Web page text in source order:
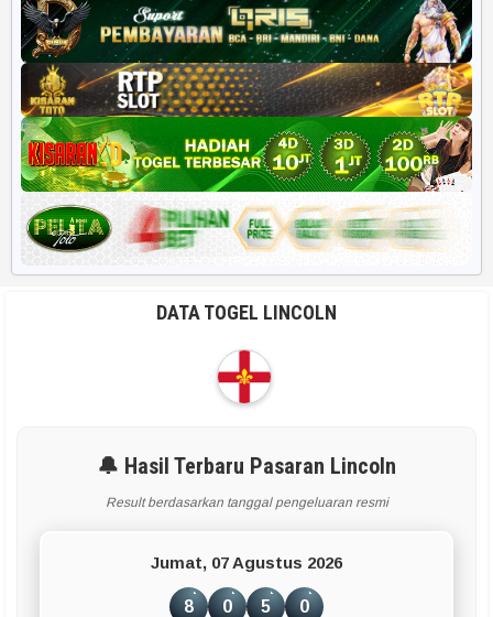
DATA TOGEL LINCOLN
🔔 Hasil Terbaru Pasaran Lincoln
Result berdasarkan tanggal pengeluaran resmi
Jumat, 07 Agustus 2026
8 0 5 0